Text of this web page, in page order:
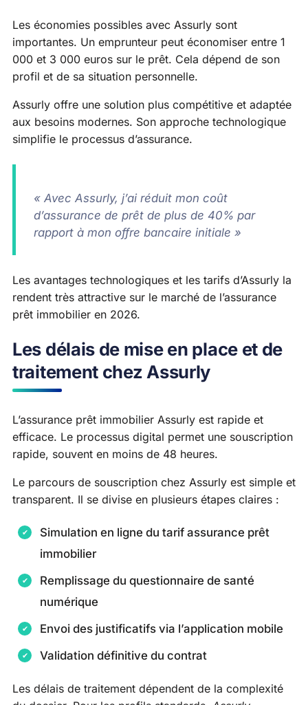
Les économies possibles avec Assurly sont
importantes. Un emprunteur peut économiser entre 1
000 et 3 000 euros sur le prêt. Cela dépend de son
profil et de sa situation personnelle.
Assurly offre une solution plus compétitive et adaptée
aux besoins modernes. Son approche technologique
simplifie le processus d’assurance.
« Avec Assurly, j’ai réduit mon coût
d’assurance de prêt de plus de 40% par
rapport à mon offre bancaire initiale »
Les avantages technologiques et les tarifs d’Assurly la
rendent très attractive sur le marché de l’assurance
prêt immobilier en 2026.
Les délais de mise en place et de
traitement chez Assurly
L’assurance prêt immobilier Assurly est rapide et
efficace. Le processus digital permet une souscription
rapide, souvent en moins de 48 heures.
Le parcours de souscription chez Assurly est simple et
transparent. Il se divise en plusieurs étapes claires :
Simulation en ligne du tarif assurance prêt
immobilier
Remplissage du questionnaire de santé
numérique
Envoi des justificatifs via l’application mobile
Validation définitive du contrat
Les délais de traitement dépendent de la complexité